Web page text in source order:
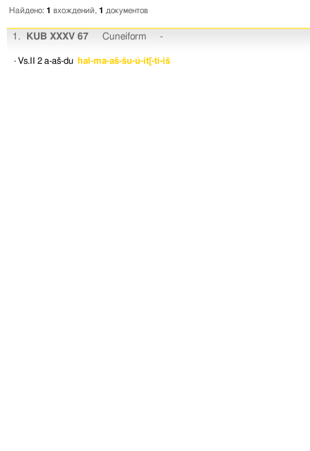
Найдено: 1 вхождений, 1 документов
1. KUB XXXV 67 Cuneiform -
· Vs.II 2 a-aš-du hal-ma-aš-šu-ú-it[-ti-iš